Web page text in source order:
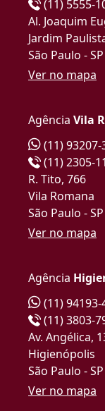
(11) 5555-
Al. Joaquim
Jardim
São Paulo - SP
Ver no mapa
Agência Vila
(11) 93207-
(11) 2305-
R. Tito, 766
Vila Romana
São Paulo - SP
Ver no mapa
Agência
(11) 94193-
(11) 3803-
Av. Angélica,
Higienópolis
São Paulo - SP
Ver no mapa